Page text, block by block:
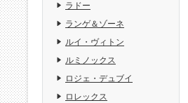
ラドー
ランゲ＆ゾーネ
ルイ・ヴィトン
ルミノックス
ロジェ・デュブイ
ロレックス